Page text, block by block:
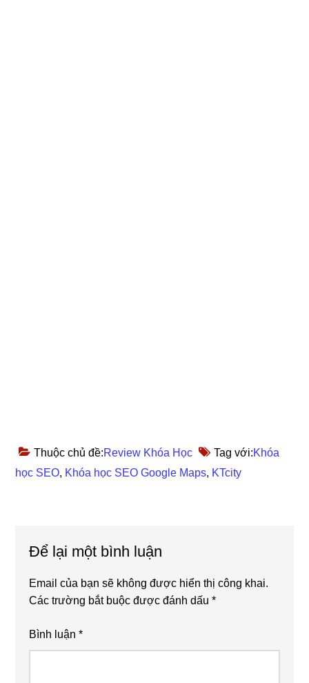
Thuộc chủ đề:Review Khóa Học Tag với:Khóa
học SEO, Khóa học SEO Google Maps, KTcity
Interactions
Để lại một bình luận
Email của bạn sẽ không được hiển thị công khai.
Các trường bắt buộc được đánh dấu*
Bình luận*